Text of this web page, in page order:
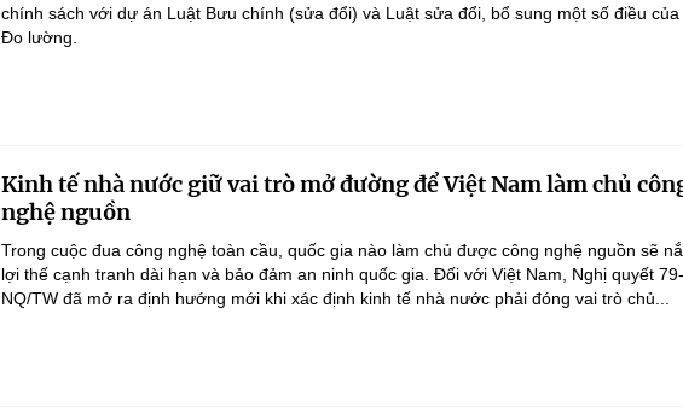
chính sách với dự án Luật Bưu chính (sửa đổi) và Luật sửa đổi, bổ sung một số điều của
Đo lường.
Kinh tế nhà nước giữ vai trò mở đường để Việt Nam làm chủ
nghệ nguồn
Trong cuộc đua công nghệ toàn cầu, quốc gia nào làm chủ được công nghệ nguồn sẽ
lợi thế cạnh tranh dài hạn và bảo đảm an ninh quốc gia. Đối với Việt Nam, Nghị quyết 79-
NQ/TW đã mở ra định hướng mới khi xác định kinh tế nhà nước phải đóng vai trò chủ...